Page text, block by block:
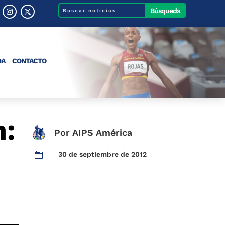
CONTACTO
Por AIPS América
 30 de septiembre de 2012